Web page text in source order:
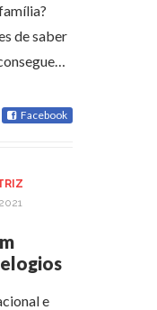
de saber
Facebook
e